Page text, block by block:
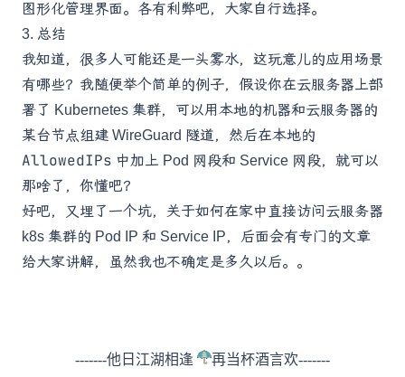
图形化管理界面。各有利弊吧，大家自行选择。
3. 总结
我知道，很多人可能还是一头雾水，这玩意儿的应用场景
有哪些？我随便举个简单的例子，假设你在云服务器上部
署了 Kubernetes 集群，可以用本地的机器和云服务器的
某台节点组建 WireGuard 隧道，然后在本地的
AllowedIPs 中加上 Pod 网段和 Service 网段，就可以
那啥了，你懂吧？
好吧，又埋了一个坑，关于如何在家中直接访问云服务器
k8s 集群的 Pod IP 和 Service IP，后面会有专门的文章
给大家讲解，虽然我也不确定是多久以后。。
-------他日江湖相逢 再当杯酒言欢-------